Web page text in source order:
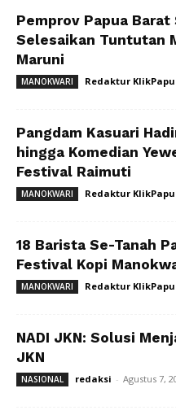
Pemprov Papua
Selesaikan Tuntutan
Maruni
MANOKWARI Redaktur
Pangdam Kasuari
hingga Komedian
Festival Raimuti
MANOKWARI Redaktur
18 Barista Se-Tanah
Festival Kopi
MANOKWARI Redaktur
NADI JKN: Solusi
JKN
NASIONAL redaksi - Agustus 7,